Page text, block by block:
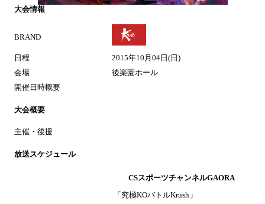
大会情報
BRAND
日程
2015年10月04日(日)
会場
後楽園ホール
開催日時概要
大会概要
主催・後援
放送スケジュール
CSスポーツチャンネルGAORA
「究極KOバトルKrush」